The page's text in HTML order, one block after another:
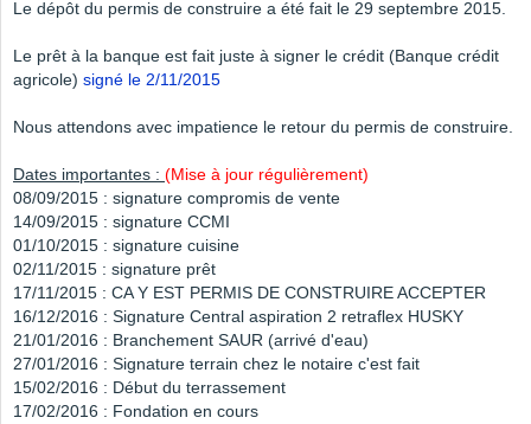
Le dépôt du permis de construire a été fait le 29 septembre 2015.
Le prêt à la banque est fait juste à signer le crédit (Banque crédit
agricole) signé le 2/11/2015
Nous attendons avec impatience le retour du permis de construire.
Dates importantes : (Mise à jour régulièrement)
08/09/2015 : signature compromis de vente
14/09/2015 : signature CCMI
01/10/2015 : signature cuisine
02/11/2015 : signature prêt
17/11/2015 : CA Y EST PERMIS DE CONSTRUIRE ACCEPTER
16/12/2016 : Signature Central aspiration 2 retraflex HUSKY
21/01/2016 : Branchement SAUR (arrivé d'eau)
27/01/2016 : Signature terrain chez le notaire c'est fait
15/02/2016 : Début du terrassement
17/02/2016 : Fondation en cours